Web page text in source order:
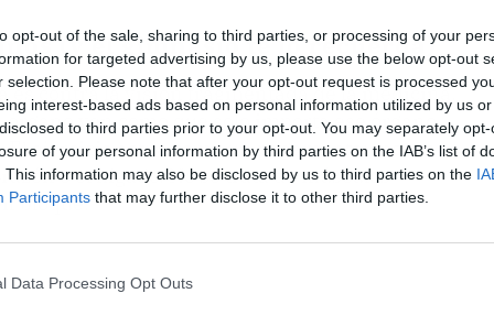
opt-out of the sale, sharing to third parties, or processing of your
for targeted advertising by us, please use the below opt-out
selection. Please note that after your opt-out request is processed
interest-based ads based on personal information utilized by us
to third parties prior to your opt-out. You may separately
of your personal information by third parties on the IAB’s list of
This information may also be disclosed by us to third parties on the
Participants that may further disclose it to other third parties.
Data Processing Opt Outs
(y el gimnasio te lo recuerda)
es contra la visión fragmentada de la medicina.
ven como que solo importa ese órgano.
ejercicio actúa como un pegamento: mover
o el hígado. No se trata de músculos
bloque.